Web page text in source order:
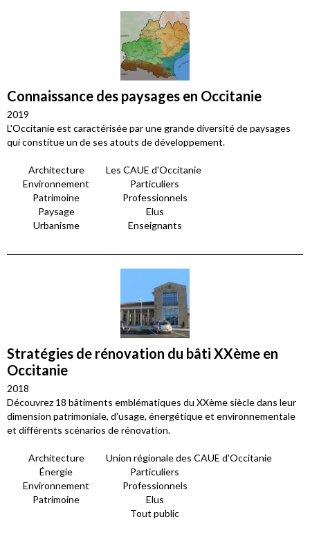
Connaissance des paysages en Occitanie
2019
L'Occitanie est caractérisée par une grande diversité de paysages
qui constitue un de ses atouts de développement.
Architecture
Environnement
Patrimoine
Paysage
Urbanisme
Les CAUE d'Occitanie
Particuliers
Professionnels
Elus
Enseignants
Stratégies de rénovation du bâti XXème en
Occitanie
2018
Découvrez 18 bâtiments emblématiques du XXème siècle dans leur
dimension patrimoniale, d'usage, énergétique et environnementale
et différents scénarios de rénovation.
Architecture
Énergie
Environnement
Patrimoine
Union régionale des CAUE d'Occitanie
Particuliers
Professionnels
Elus
Tout public